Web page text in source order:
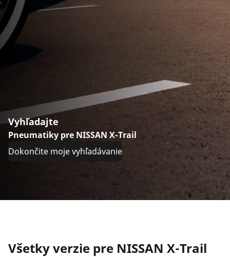
Vyhľadajte
Pneumatiky pre NISSAN X-Trail
Dokončite moje vyhľadávanie
Všetky verzie pre NISSAN X-Trail